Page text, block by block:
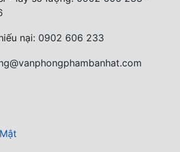
nại: 0902 606 233